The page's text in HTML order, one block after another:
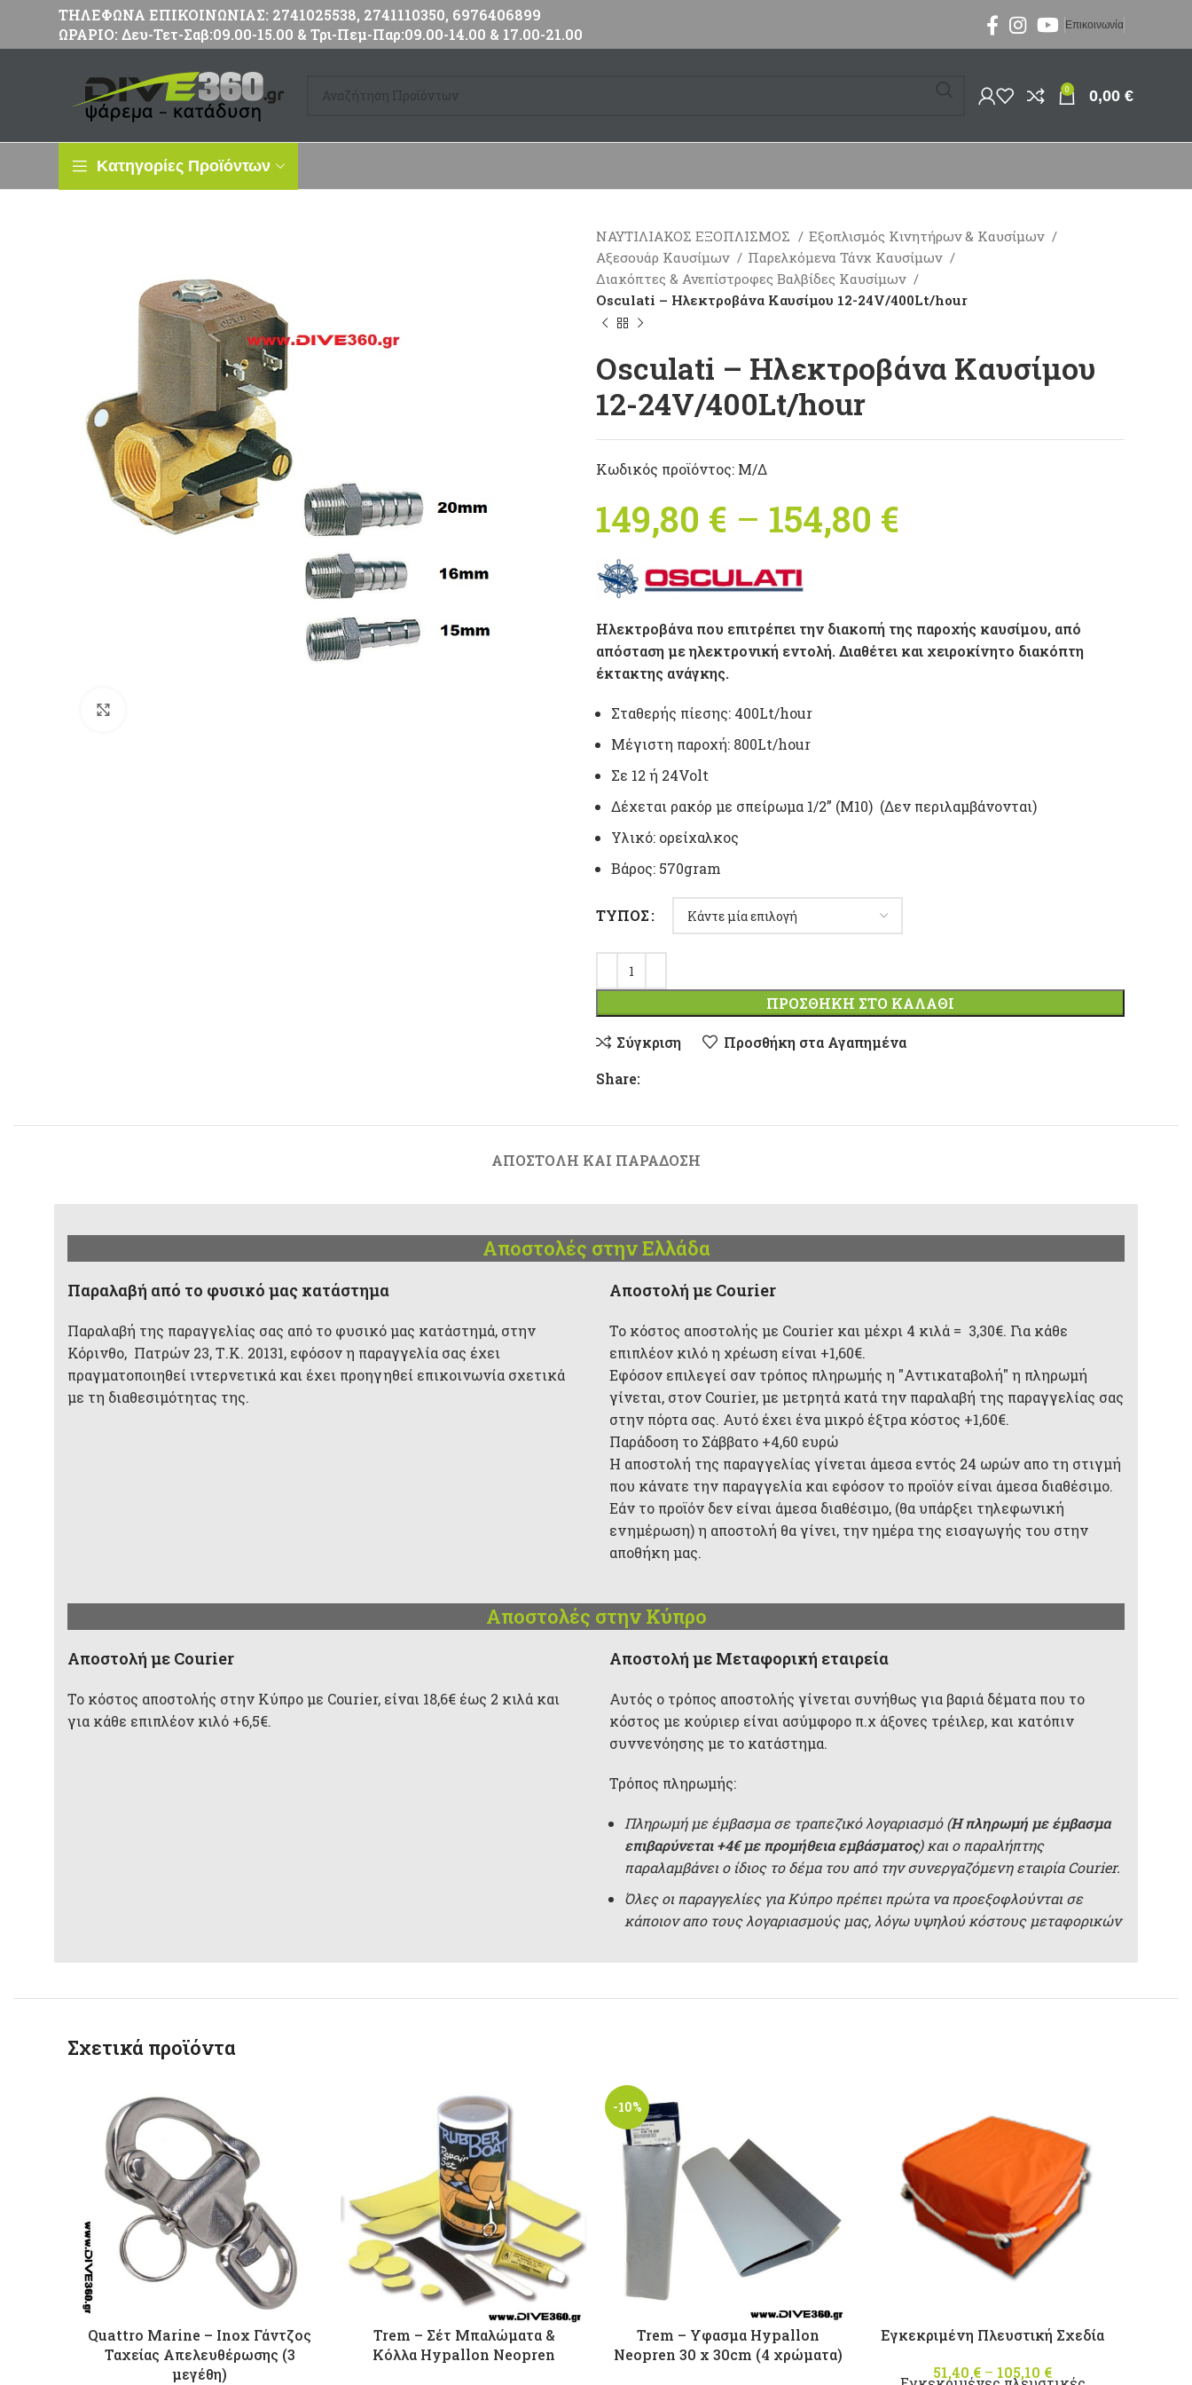
ΤΗΛΕΦΩΝΑ ΕΠΙΚΟΙΝΩΝΙΑΣ: 2741025538, 2741110350, 6976406899
ΩΡΑΡΙΟ: Δευ-Τετ-Σαβ:09.00-15.00 & Τρι-Πεμ-Παρ:09.00-14.00 & 17.00-21.00
Επικοινωνία
0 0,00 €
Κατηγορίες Προϊόντων
ΝΑΥΤΙΛΙΑΚΟΣ ΕΞΟΠΛΙΣΜΟΣ
Εξοπλισμός Κινητήρων & Καυσίμων
Αξεσουάρ Καυσίμων
Παρελκόμενα Τάνκ Καυσίμων
Διακόπτες & Ανεπίστροφες Βαλβίδες Καυσίμων
Osculati – Ηλεκτροβάνα Καυσίμου 12-24V/400Lt/hour
Osculati – Ηλεκτροβάνα Καυσίμου
12-24V/400Lt/hour
Κωδικός προϊόντος: Μ/Δ
149,80 € – 154,80 €
154,80 €
Ηλεκτροβάνα που επιτρέπει την διακοπή της παροχής καυσίμου, από
απόσταση με ηλεκτρονική εντολή. Διαθέτει και χειροκίνητο διακόπτη
έκτακτης ανάγκης.
Σταθερής πίεσης: 400Lt/hour
Μέγιστη παροχή: 800Lt/hour
Σε 12 ή 24Volt
Δέχεται ρακόρ με σπείρωμα 1/2” (Μ10) (Δεν περιλαμβάνονται)
Υλικό: ορείχαλκος
Βάρος: 570gram
ΤΎΠΟΣ
ΠΡΟΣΘΉΚΗ ΣΤΟ ΚΑΛΆΘΙ
Σύγκριση
Προσθήκη στα Αγαπημένα
Share:
ΑΠΟΣΤΟΛΉ ΚΑΙ ΠΑΡΆΔΟΣΗ
Αποστολές στην Ελλάδα
Παραλαβή από το φυσικό μας κατάστημα
Παραλαβή της παραγγελίας σας από το φυσικό μας κατάστημά, στην
Κόρινθο, Πατρών 23, Τ.Κ. 20131, εφόσον η παραγγελία σας έχει
πραγματοποιηθεί ιντερνετικά και έχει προηγηθεί επικοινωνία σχετικά
με τη διαθεσιμότητας της.
Αποστολή με Courier
Το κόστος αποστολής με Courier και μέχρι 4 κιλά = 3,30€. Για κάθε
επιπλέον κιλό η χρέωση είναι +1,60€.
Εφόσον επιλεγεί σαν τρόπος πληρωμής η "Αντικαταβολή" η πληρωμή
γίνεται, στον Courier, με μετρητά κατά την παραλαβή της παραγγελίας σας
στην πόρτα σας. Αυτό έχει ένα μικρό έξτρα κόστος +1,60€.
Παράδοση το Σάββατο +4,60 ευρώ
Η αποστολή της παραγγελίας γίνεται άμεσα εντός 24 ωρών απο τη στιγμή
που κάνατε την παραγγελία και εφόσον το προϊόν είναι άμεσα διαθέσιμο.
Εάν το προϊόν δεν είναι άμεσα διαθέσιμο, (θα υπάρξει τηλεφωνική
ενημέρωση) η αποστολή θα γίνει, την ημέρα της εισαγωγής του στην
αποθήκη μας.
Αποστολές στην Κύπρο
Aποστολή με Courier
Το κόστος αποστολής στην Κύπρο με Courier, είναι 18,6€ έως 2 κιλά και
για κάθε επιπλέον κιλό +6,5€.
Αποστολή με Μεταφορική εταιρεία
Αυτός ο τρόπος αποστολής γίνεται συνήθως για βαριά δέματα που το
κόστος με κούριερ είναι ασύμφορο π.χ άξονες τρέιλερ, και κατόπιν
συννενόησης με το κατάστημα.
Τρόπος πληρωμής:
Πληρωμή με έμβασμα σε τραπεζικό λογαριασμό (Η πληρωμή με έμβασμα
επιβαρύνεται +4€ με προμήθεια εμβάσματος) και ο παραλήπτης
παραλαμβάνει ο ίδιος το δέμα του από την συνεργαζόμενη εταιρία Courier.
Όλες οι παραγγελίες για Κύπρο πρέπει πρώτα να προεξοφλούνται σε
κάποιον απο τους λογαριασμούς μας, λόγω υψηλού κόστους μεταφορικών
Σχετικά προϊόντα
Quattro Marine – Ιnox Γάντζος
Ταχείας Απελευθέρωσης (3
μεγέθη)
Trem – Σέτ Μπαλώματα &
Κόλλα Hypallon Neopren
-10%
Trem – Υφασμα Ηypallon
Neopren 30 x 30cm (4 χρώματα)
Εγκεκριμένη Πλευστική Σχεδία
51,40 € – 105,10 €